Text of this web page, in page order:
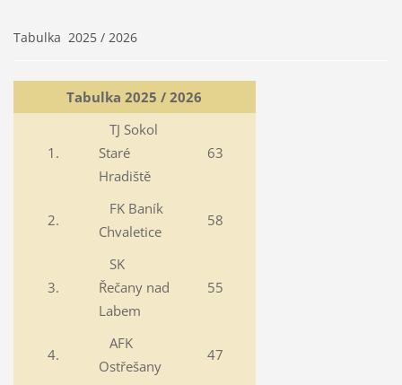
Tabulka 2025 / 2026
Tabulka 2025 / 2026
1.
TJ Sokol
Staré
Hradiště
63
2.
FK Baník
Chvaletice
58
3.
SK
Řečany nad
Labem
55
4.
AFK
Ostřešany
47